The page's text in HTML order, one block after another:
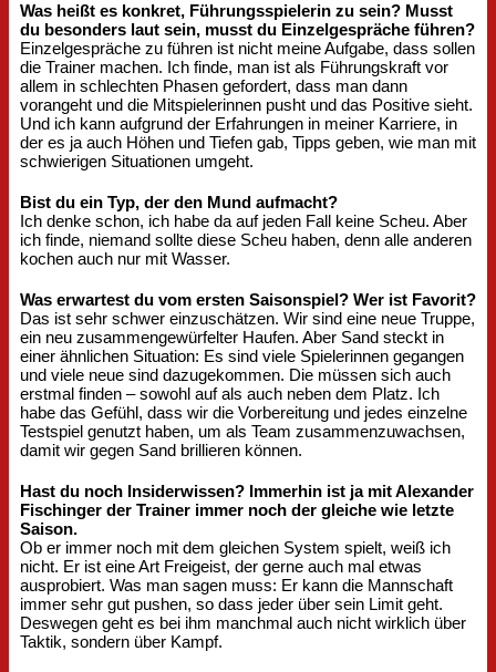
Was heißt es konkret, Führungsspielerin zu sein? Musst
du besonders laut sein, musst du Einzelgespräche führen?
Einzelgespräche zu führen ist nicht meine Aufgabe, dass sollen
die Trainer machen. Ich finde, man ist als Führungskraft vor
allem in schlechten Phasen gefordert, dass man dann
vorangeht und die Mitspielerinnen pusht und das Positive sieht.
Und ich kann aufgrund der Erfahrungen in meiner Karriere, in
der es ja auch Höhen und Tiefen gab, Tipps geben, wie man mit
schwierigen Situationen umgeht.
Bist du ein Typ, der den Mund aufmacht?
Ich denke schon, ich habe da auf jeden Fall keine Scheu. Aber
ich finde, niemand sollte diese Scheu haben, denn alle anderen
kochen auch nur mit Wasser.
Was erwartest du vom ersten Saisonspiel? Wer ist Favorit?
Das ist sehr schwer einzuschätzen. Wir sind eine neue Truppe,
ein neu zusammengewürfelter Haufen. Aber Sand steckt in
einer ähnlichen Situation: Es sind viele Spielerinnen gegangen
und viele neue sind dazugekommen. Die müssen sich auch
erstmal finden – sowohl auf als auch neben dem Platz. Ich
habe das Gefühl, dass wir die Vorbereitung und jedes einzelne
Testspiel genutzt haben, um als Team zusammenzuwachsen,
damit wir gegen Sand brillieren können.
Hast du noch Insiderwissen? Immerhin ist ja mit Alexander
Fischinger der Trainer immer noch der gleiche wie letzte
Saison.
Ob er immer noch mit dem gleichen System spielt, weiß ich
nicht. Er ist eine Art Freigeist, der gerne auch mal etwas
ausprobiert. Was man sagen muss: Er kann die Mannschaft
immer sehr gut pushen, so dass jeder über sein Limit geht.
Deswegen geht es bei ihm manchmal auch nicht wirklich über
Taktik, sondern über Kampf.